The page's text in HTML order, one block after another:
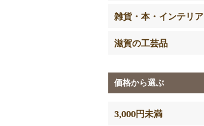
雑貨・本・インテリア
滋賀の工芸品
価格から選ぶ
3,000円未満